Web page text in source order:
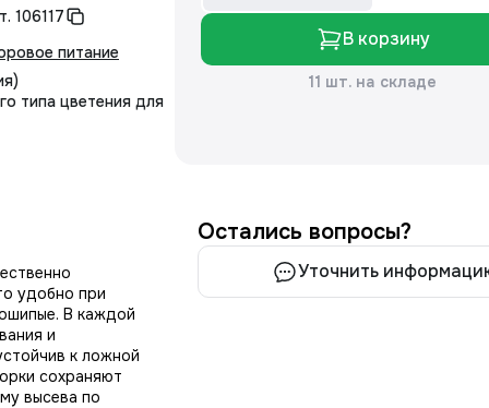
106117
питание
типа цветения для
В корзину
11 шт. на складе
удобно при
В каждой
и
к ложной
сохраняют
высева по
Остались вопросы?
Уточнить